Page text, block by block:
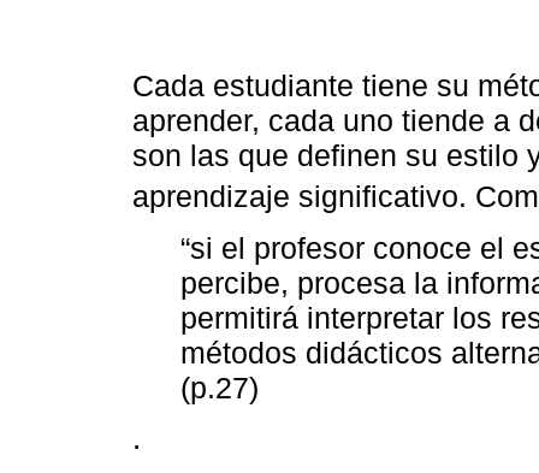
Cada estudiante tiene su
aprender, cada uno tiende a
son las que definen su estilo
aprendizaje significativo.
“si el profesor conoce el
percibe, procesa la
permitirá interpretar los
métodos didácticos
(p.27)
.